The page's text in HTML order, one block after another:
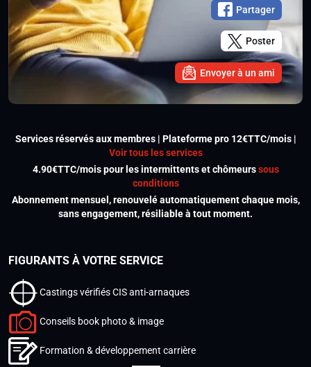
Partager
Poster
Envoyer à un ami
Services réservés aux membres | Plateforme pro 12€TTC/mois |
Voir tous les services
4.90€TTC/mois pour les intermittents et chômeurssous
conditions
Abonnement mensuel, renouvelé automatiquement chaque mois,
sans engagement, résiliable à tout moment.
FIGURANTS À VOTRE SERVICE
Castings vérifiés CIS anti-arnaques
Conseils book photo & image
Formation & développement carrière